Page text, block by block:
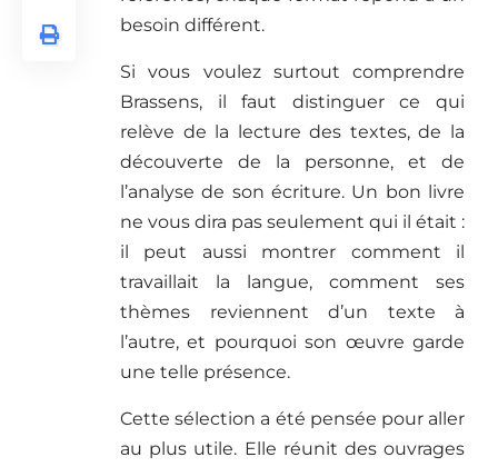
besoin différent.
Si vous voulez surtout comprendre
Brassens, il faut distinguer ce qui
relève de la lecture des textes, de la
découverte de la personne, et de
l’analyse de son écriture. Un bon livre
ne vous dira pas seulement qui il était :
il peut aussi montrer comment il
travaillait la langue, comment ses
thèmes reviennent d’un texte à
l’autre, et pourquoi son œuvre garde
une telle présence.
Cette sélection a été pensée pour aller
au plus utile. Elle réunit des ouvrages